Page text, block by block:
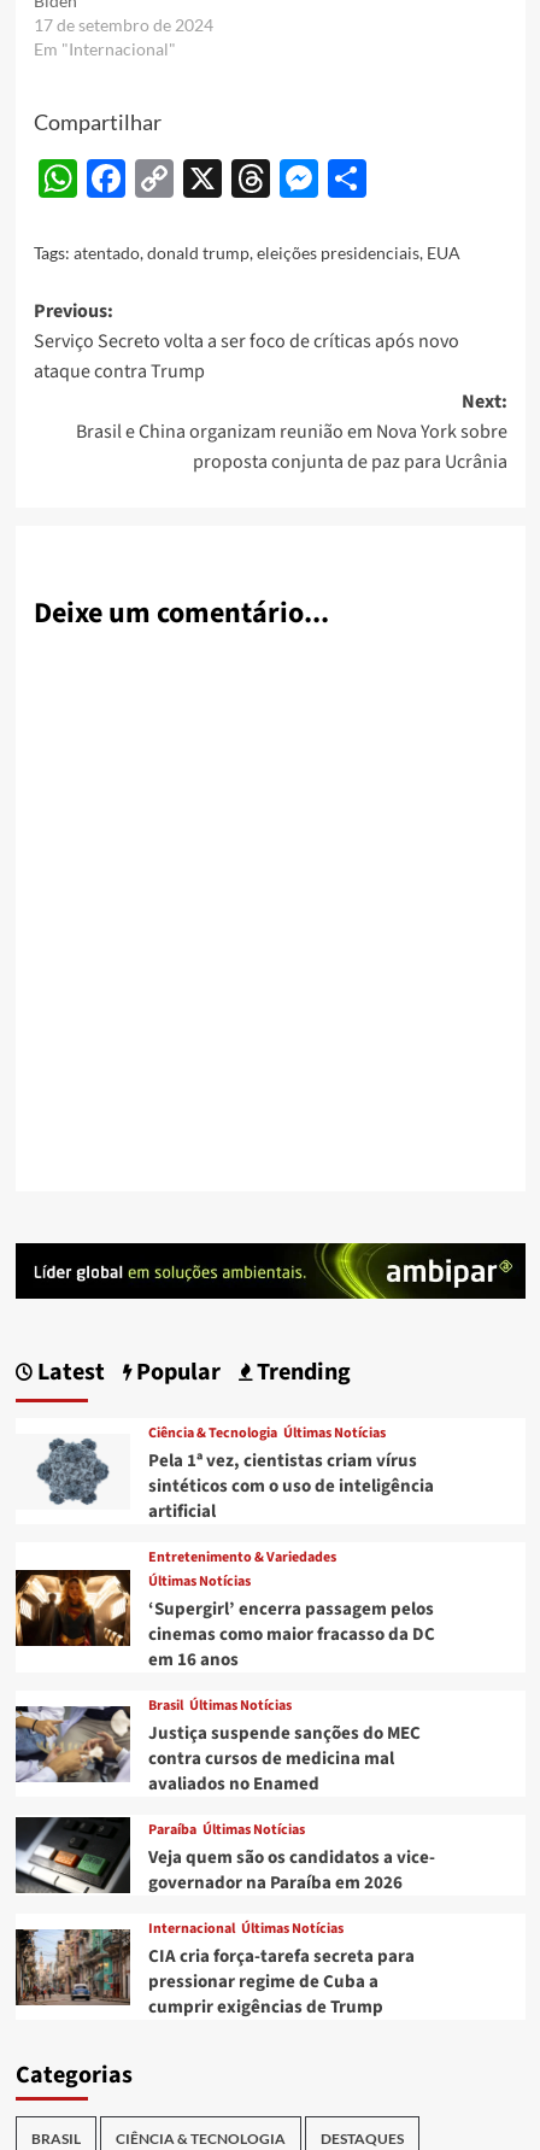
17 de setembro de 2024
Em "Internacional"
Compartilhar
WhatsApp
Facebook
Copy
X Threads
Messenger
Share
Tags: atentado,donald trump,eleições presidenciais, EUA
Post
navigation
Previous:
Serviço Secreto volta a ser foco de críticas após novo
ataque contra Trump
Next:
Brasil e China organizam reunião em Nova York sobre
proposta conjunta de paz para Ucrânia
Deixe um comentário...
Latest Popular Trending
Ciência & Tecnologia Últimas Notícias
Pela 1ª vez, cientistas criam vírus
sintéticos com o uso de inteligência
artificial
Entretenimento & Variedades
Últimas Notícias
‘Supergirl’ encerra passagem pelos
cinemas como maior fracasso da DC
em 16 anos
Brasil Últimas Notícias
Justiça suspende sanções do MEC
contra cursos de medicina mal
avaliados no Enamed
Paraíba Últimas Notícias
Veja quem são os candidatos a vice-
governador na Paraíba em 2026
Internacional Últimas Notícias
CIA cria força-tarefa secreta para
pressionar regime de Cuba a
cumprir exigências de Trump
Categorias
BRASIL CIÊNCIA & TECNOLOGIA DESTAQUES